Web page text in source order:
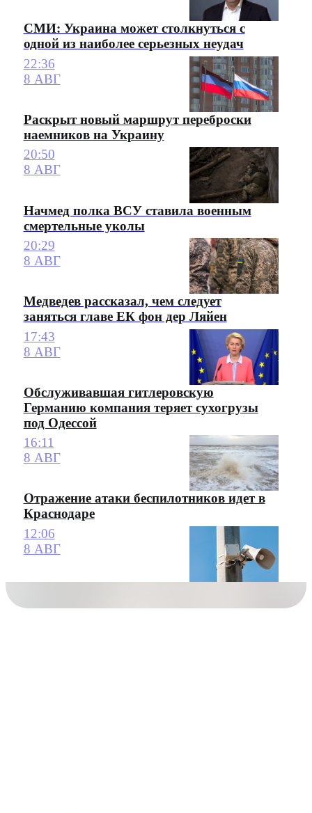
СМИ: Украина может столкнуться с
одной из наиболее серьезных неудач
22:36
8 АВГ
Раскрыт новый маршрут переброски
наемников на Украину
20:50
8 АВГ
Начмед полка ВСУ ставила военным
смертельные уколы
20:29
8 АВГ
Медведев рассказал, чем следует
заняться главе ЕК фон дер Ляйен
17:43
8 АВГ
Обслуживавшая гитлеровскую
Германию компания теряет сухогрузы
под Одессой
16:11
8 АВГ
Отражение атаки беспилотников идет в
Краснодаре
12:06
8 АВГ